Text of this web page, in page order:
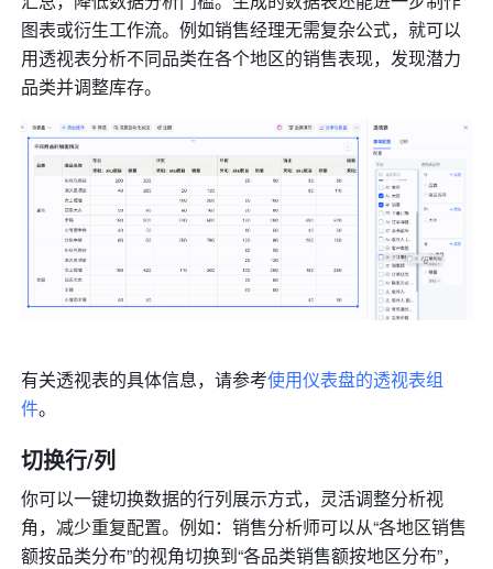
图表或衍生工作流。例如销售经理无需复杂公式，就可以
用透视表分析不同品类在各个地区的销售表现，发现潜力
品类并调整库存。
有关透视表的具体信息，请参考使用仪表盘的透视表组
件。
切换行/列
你可以一键切换数据的行列展示方式，灵活调整分析视
角，减少重复配置。例如：销售分析师可以从“各地区销售
额按品类分布”的视角切换到“各品类销售额按地区分布”，